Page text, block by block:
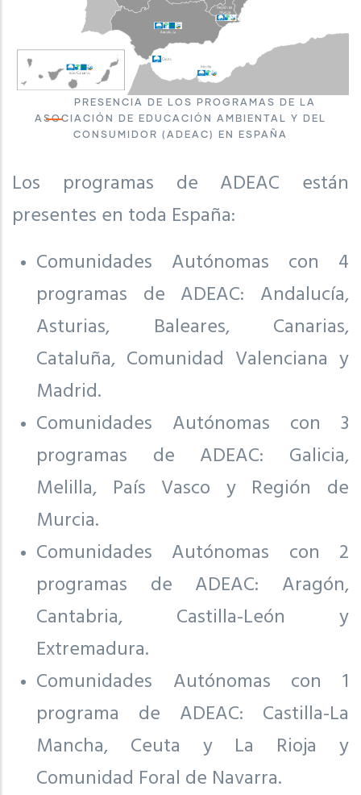
PRESENCIA DE LOS PROGRAMAS DE LA
ASOCIACIÓN DE EDUCACIÓN AMBIENTAL Y DEL
CONSUMIDOR (ADEAC) EN ESPAÑA
Los programas de ADEAC están
presentes en toda España:
Comunidades Autónomas con 4
programas de ADEAC: Andalucía,
Asturias, Baleares, Canarias,
Cataluña, Comunidad Valenciana y
Madrid.
Comunidades Autónomas con 3
programas de ADEAC: Galicia,
Melilla, País Vasco y Región de
Murcia.
Comunidades Autónomas con 2
programas de ADEAC: Aragón,
Cantabria, Castilla-León y
Extremadura.
Comunidades Autónomas con 1
programa de ADEAC: Castilla-La
Mancha, Ceuta y La Rioja y
Comunidad Foral de Navarra.